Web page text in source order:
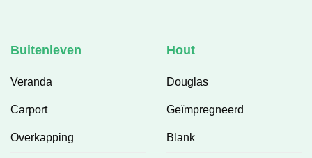
Buitenleven
Veranda
Carport
Overkapping
Hout
Douglas
Geïmpregneerd
Blank